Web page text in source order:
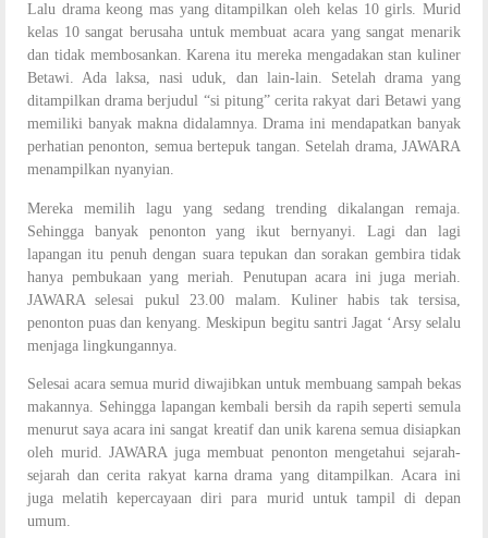
Lalu drama keong mas yang ditampilkan oleh kelas 10 girls. Murid
kelas 10 sangat berusaha untuk membuat acara yang sangat menarik
dan tidak membosankan. Karena itu mereka mengadakan stan kuliner
Betawi. Ada laksa, nasi uduk, dan lain-lain. Setelah drama yang
ditampilkan drama berjudul “si pitung” cerita rakyat dari Betawi yang
memiliki banyak makna didalamnya. Drama ini mendapatkan banyak
perhatian penonton, semua bertepuk tangan. Setelah drama, JAWARA
menampilkan nyanyian.
Mereka memilih lagu yang sedang trending dikalangan remaja.
Sehingga banyak penonton yang ikut bernyanyi. Lagi dan lagi
lapangan itu penuh dengan suara tepukan dan sorakan gembira tidak
hanya pembukaan yang meriah. Penutupan acara ini juga meriah.
JAWARA selesai pukul 23.00 malam. Kuliner habis tak tersisa,
penonton puas dan kenyang. Meskipun begitu santri Jagat ‘Arsy selalu
menjaga lingkungannya.
Selesai acara semua murid diwajibkan untuk membuang sampah bekas
makannya. Sehingga lapangan kembali bersih da rapih seperti semula
menurut saya acara ini sangat kreatif dan unik karena semua disiapkan
oleh murid. JAWARA juga membuat penonton mengetahui sejarah-
sejarah dan cerita rakyat karna drama yang ditampilkan. Acara ini
juga melatih kepercayaan diri para murid untuk tampil di depan
umum.